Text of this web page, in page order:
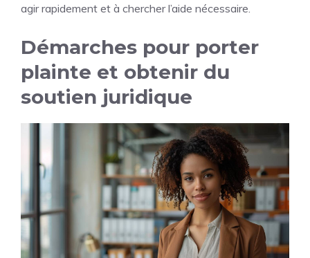
agir rapidement et à chercher l’aide nécessaire.
Démarches pour porter
plainte et obtenir du
soutien juridique